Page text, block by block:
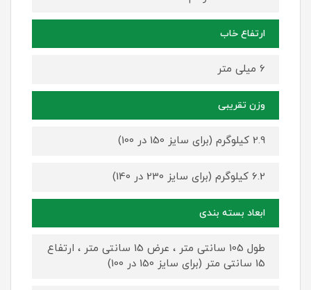
ارتفاع خاب
6 میلی متر
وزن تقریبی
2.9 کیلوگرم (برای سایز 150 در 100)
6.2 کیلوگرم (برای سایز 230 در 140)
ابعاد بسته بندی
طول 105 سانتی متر ، عرض 15 سانتی متر ، ارتفاع
15 سانتی متر (برای سایز 150 در 100)